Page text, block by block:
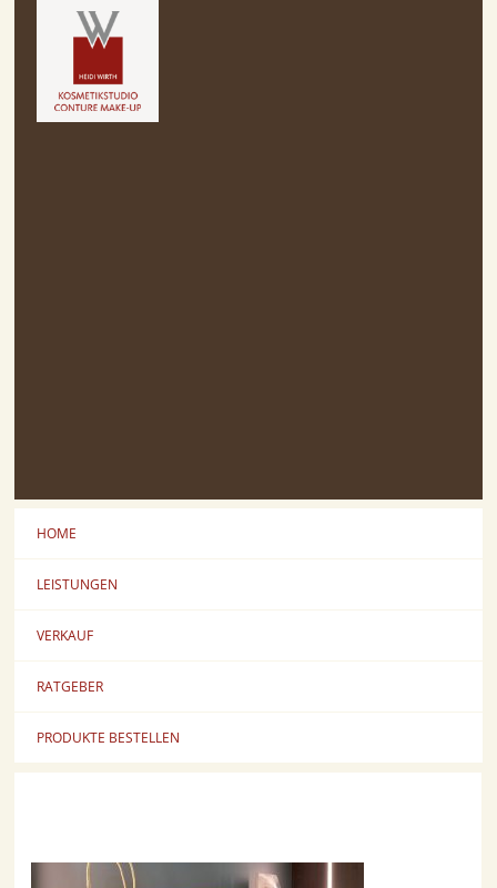
HOME
LEISTUNGEN
VERKAUF
RATGEBER
PRODUKTE BESTELLEN